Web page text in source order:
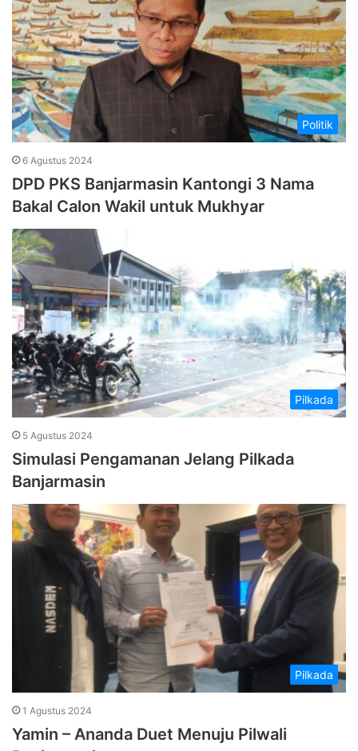
Politik
6 Agustus 2024
DPD PKS Banjarmasin Kantongi 3 Nama
Bakal Calon Wakil untuk Mukhyar
Pilkada
5 Agustus 2024
Simulasi Pengamanan Jelang Pilkada
Banjarmasin
Pilkada
1 Agustus 2024
Yamin – Ananda Duet Menuju Pilwali